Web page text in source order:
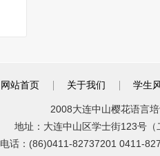
网站首页 关于我们 学生
2008大连中山樱花语言
地址：大连中山区学士街123号
电话：(86)0411-82737201 0411-